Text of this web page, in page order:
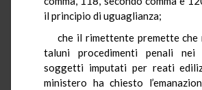
il principio di uguaglianza;
che il rimettente premette che
taluni procedimenti penali
soggetti imputati per reati
ministero ha chiesto